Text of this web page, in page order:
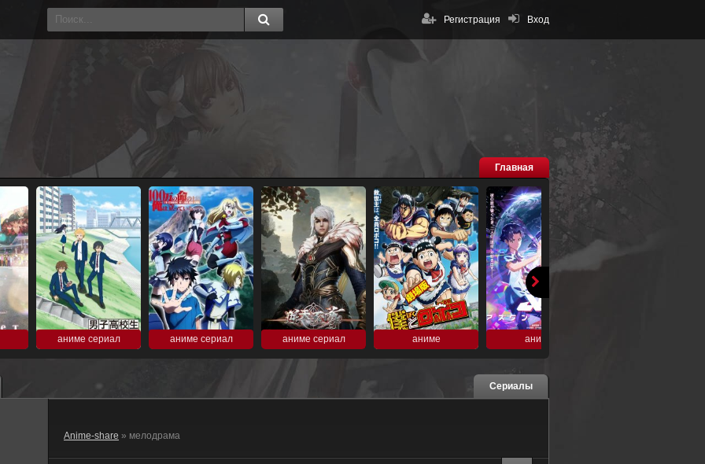
Вход
Регистрация
Главная
аниме сериал аниме сериал аниме сериал аниме аниме
Сериалы
Anime-share » мелодрама